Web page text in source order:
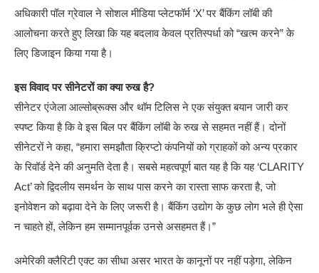
अधिकारी पॉल ग्रेवाल ने सोशल मीडिया प्लेटफॉर्म ‘X’ पर बैंकिंग लॉबी की
आलोचना करते हुए लिखा कि यह बदलाव केवल प्रतिस्पर्धा को “खत्म करने” के
लिए डिजाइन किया गया है।
इस विवाद पर सीनेटरों का क्या रुख है?
सीनेटर एंजेला आल्सोब्रूक्स और थॉम टिलिस ने एक संयुक्त बयान जारी कर
स्पष्ट किया है कि वे इस बिल पर बैंकिंग लॉबी के रुख से सहमत नहीं हैं। दोनों
सीनेटरों ने कहा, “हमारा समझौता क्रिप्टो कंपनियों को ग्राहकों को अन्य प्रकार
के रिवॉर्ड देने की अनुमति देता है। सबसे महत्वपूर्ण बात यह है कि यह ‘CLARITY
Act’ को द्विदलीय समर्थन के साथ पास करने का रास्ता साफ करता है, जो
इनोवेशन को बढ़ावा देने के लिए जरूरी है। बैंकिंग उद्योग के कुछ लोग भले ही ऐसा
न चाहते हों, लेकिन हम सम्मानपूर्वक उनसे असहमत हैं।”
अमेरिकी क्लैरिटी एक्ट का सीधा असर भारत के कानूनों पर नहीं पड़ेगा, लेकिन